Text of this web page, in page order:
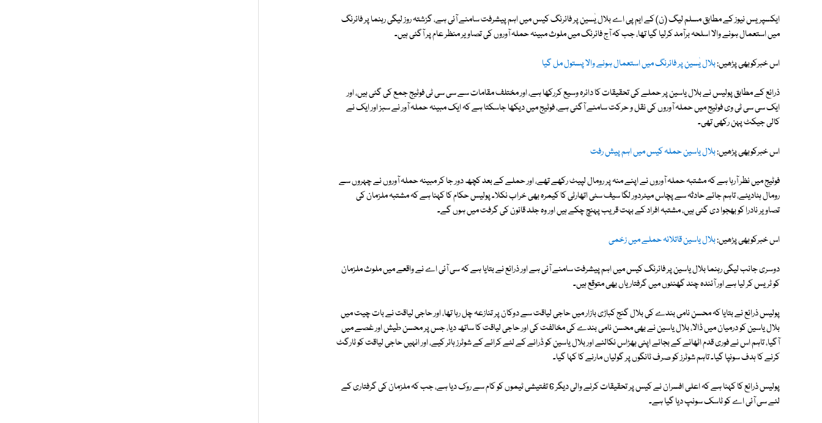
ایکسپریس نیوز کے مطابق مسلم لیگ (ن) کے ایم پی اے بلال یٰسین پر فائرنگ کیس میں اہم پیشرفت سامنے آئی ہے، گزشتہ روز لیگی رہنما پر فائرنگ
میں استعمال ہونے والا اسلحہ برآمد کرلیا گیا تھا، جب کہ آج فائرنگ میں ملوث مبینہ حملہ آوروں کی تصاویر منظر عام پر آگئی ہیں۔
اس خبرکوبھی پڑھیں:بلال یٰسین پر فائرنگ میں استعمال ہونے والا پستول مل گیا
ذرائع کے مطابق پولیس نے بلال یاسین پر حملے کی تحقیقات کا دائرہ وسیع کررکھا ہے، اور مختلف مقامات سے سی سی ٹی فوٹیج جمع کی گئی ہیں، اور
ایک سی سی ٹی وی فوٹیج میں حملہ آوروں کی نقل و حرکت سامنے آگئی ہے، فوٹیج میں دیکھا جاسکتا ہے کہ ایک مبینہ حملہ آور نے سبز اور ایک نے
کالی جیکٹ پہن رکھی تھی۔
اس خبرکوبھی پڑھیں:بلال یاسین حملہ کیس میں اہم پیش رفت
فوٹیج میں نظر آرہا ہے کہ مشتبہ حملہ آوروں نے اپنے منہ پر رومال لپیٹ رکھے تھے، اور حملے کے بعد کچھ دور جا کر مبینہ حملہ آوروں نے چہروں سے
رومال ہٹادیئے، تاہم جائے حادثہ سے پچاس میٹردور لگا سیف سٹی اتھارٹی کا کیمرہ بھی خراب نکلا۔ پولیس حکام کا کہنا ہے کہ مشتبہ ملزمان کی
تصاویر نادرا کو بھجوا دی گئی ہیں، مشتبہ افراد کے بہت قریب پہنچ چکے ہیں اور وہ جلد قانون کی گرفت میں ہوں گے۔
اس خبرکوبھی پڑھیں:بلال یاسین قاتلانہ حملے میں زخمی
دوسری جانب لیگی رہنما بلال یاسین پر فائرنگ کیس میں اہم پیشرفت سامنے آئی ہے اور ذرائع نے بتایا ہے کہ سی آئی اے نے واقعے میں ملوث ملزمان
کو ٹریس کر لیا ہے اور آئندہ چند گھنٹوں میں گرفتاریاں بھی متوقع ہیں۔
پولیس ذرائع نے بتایا کہ محسن نامی بندے کی بلال گنج کباڑی بازار میں حاجی لیاقت سے دوکان پر تنازعہ چل رہا تھا، اور حاجی لیاقت نے بات چیت میں
بلال یاسین کو درمیان میں ڈالا، بلال یاسین نے بھی محسن نامی بندے کی مخالفت کی اور حاجی لیاقت کا ساتھ دیا، جس پر محسن طیش اور غصے میں
آگیا، تاہم اس نے فوری قدم اٹھانے کے بجائے اپنی بھڑاس نکالنے اور بلال یاسین کو ڈرانے کے لئے کرائے کے شوٹرز ہائر کیے، اور انہیں حاجی لیاقت کو ٹارگٹ
کرنے کا ہدف سونپا گیا۔ تاہم شوٹرز کو صرف ٹانگوں پر گولیاں مارنے کا کہا گیا۔
پولیس ذرائع کا کہنا ہے کہ اعلی افسران نے کیس پر تحقیقات کرنے والی دیگر 6 تفتیشی ٹیموں کو کام سے روک دیا ہے، جب کہ ملزمان کی گرفتاری کے
لئے سی آئی اے کو ٹاسک سونپ دیا گیا ہے۔